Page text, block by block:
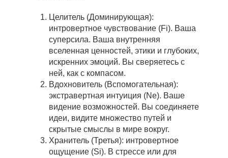
Целитель (Доминирующая):
интровертное чувствование (Fi). Ваша
суперсила. Ваша внутренняя
вселенная ценностей, этики и глубоких,
искренних эмоций. Вы сверяетесь с
ней, как с компасом.
Вдохновитель (Вспомогательная):
экстравертная интуиция (Ne). Ваше
видение возможностей. Вы соединяете
идеи, видите множество путей и
скрытые смыслы в мире вокруг.
Хранитель (Третья): интровертное
ощущение (Si). В стрессе или для